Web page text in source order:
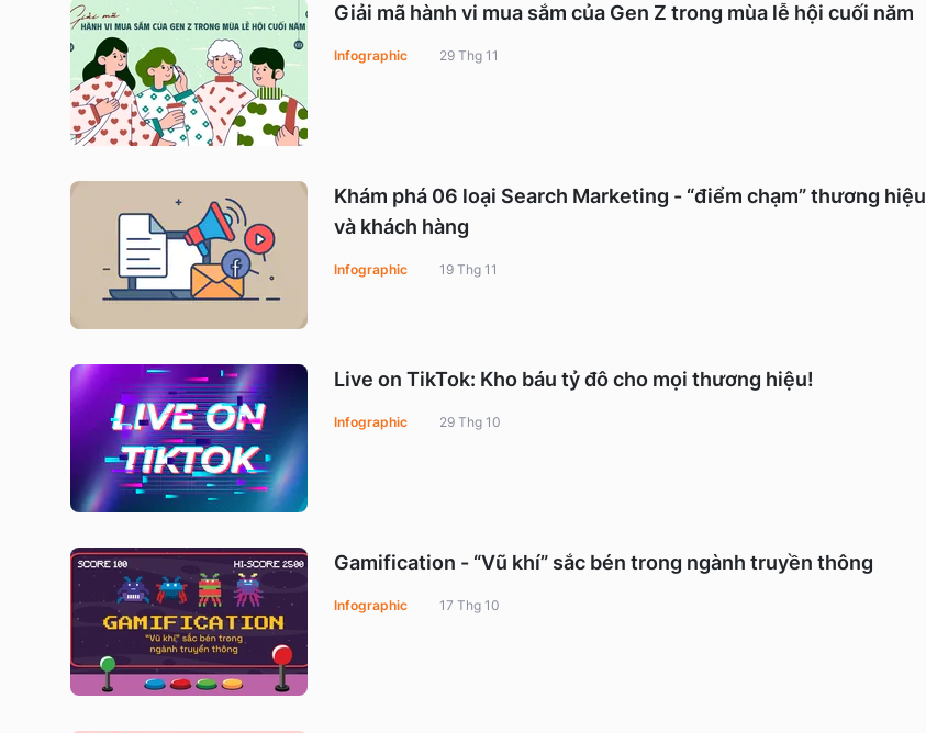
Giải mã hành vi mua sắm của Gen Z trong mùa lễ hội cuối năm
Infographic 29 Thg 11
Khám phá 06 loại Search Marketing - “điểm chạm” thương hiệu
và khách hàng
Infographic 19 Thg 11
Live on TikTok: Kho báu tỷ đô cho mọi thương hiệu!
Infographic 29 Thg 10
Gamification - “Vũ khí” sắc bén trong ngành truyền thông
Infographic 17 Thg 10